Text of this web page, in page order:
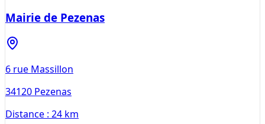
Mairie de Pezenas
6 rue Massillon
34120 Pezenas
Distance : 24 km